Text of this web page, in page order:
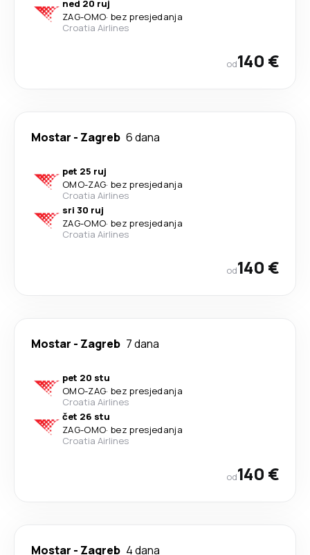
ned 20 ruj
ZAG-OMO· bez presjedanja
Croatia Airlines
od140 €
Mostar - Zagreb 6 dana
pet 25 ruj
OMO-ZAG· bez presjedanja
Croatia Airlines
sri 30 ruj
ZAG-OMO· bez presjedanja
Croatia Airlines
od140 €
Mostar - Zagreb 7 dana
pet 20 stu
OMO-ZAG· bez presjedanja
Croatia Airlines
čet 26 stu
ZAG-OMO· bez presjedanja
Croatia Airlines
od140 €
Mostar - Zagreb 4 dana